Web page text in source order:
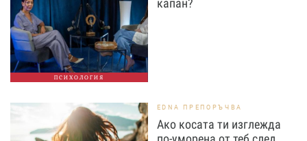
ПСИХОЛОГИЯ
капан?
EDNA ПРЕПОРЪЧВА
Ако косата ти изглежда